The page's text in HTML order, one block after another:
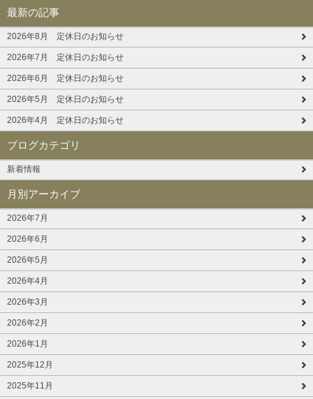
最新の記事
2026年8月 定休日のお知らせ
2026年7月 定休日のお知らせ
2026年6月 定休日のお知らせ
2026年5月 定休日のお知らせ
2026年4月 定休日のお知らせ
ブログカテゴリ
新着情報
月別アーカイブ
2026年7月
2026年6月
2026年5月
2026年4月
2026年3月
2026年2月
2026年1月
2025年12月
2025年11月